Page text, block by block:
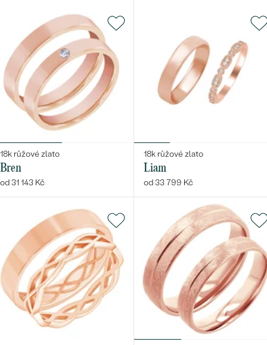
18k růžové zlato
Bren
od 31 143 Kč
18k růžové zlato
Liam
od 33 799 Kč